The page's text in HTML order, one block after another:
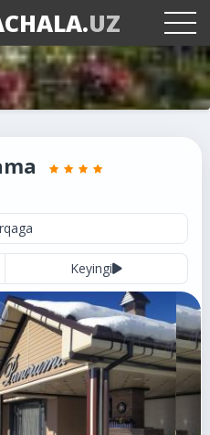
UZ
Keyingi